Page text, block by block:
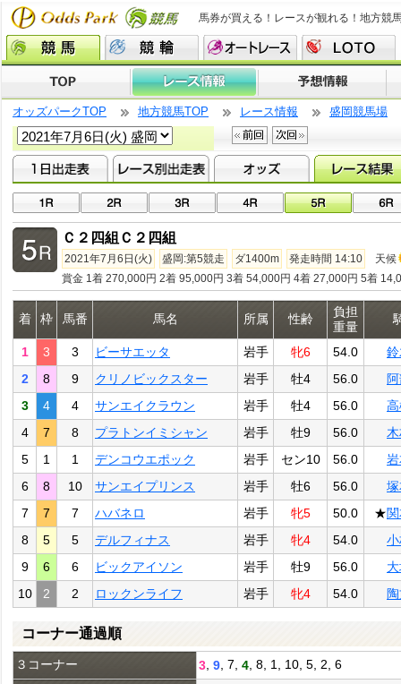
馬券が買える！レースが観れる！地方競
オッズパークTOP 地方競馬TOP レース情報 盛岡競馬場
Ｃ２四組Ｃ２四組
2021年7月6日(火) 盛岡:第5競走 ダ1400m 発走時間 14:10
天候
賞金 1着 270,000円 2着 95,000円 3着 54,000円 4着 27,000円 5着
着 枠 馬番 馬名 所属 性齢
負担
重量
1 3 3 ビーサエッタ 岩手 牝6 54.0
2
8 9 クリノビックスター 岩手 牡4 56.0
3
4 4 サンエイクラウン 岩手 牡4 56.0
4
7 8 プラトンイミシャン 岩手 牡9 56.0
5
1 1 デンコウエポック 岩手 セン10 56.0
6
8 10 サンエイプリンス 岩手 牡6 56.0
7
7 7 ハバネロ 岩手 牝5 50.0 ★
8
5 5 デルフィナス 岩手 牝4 54.0
9
6 6 ビックアイソン 岩手 牡9 56.0
10
2 2 ロックンライフ 岩手 牝4 54.0
コーナー通過順
３コーナー 3 9 , 7, 4 , 8, 1, 10, 5, 2, 6